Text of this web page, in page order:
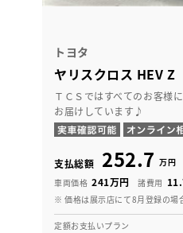
トヨタ
ヤリスクロス HEV Z
ＴＣＳではすべてのお客様
お届けしています♪
支払総額 252.7 万円
車両価格 241万円 諸費用
※ 価格は展示店にて8月登録の場
定額お支払いプラン